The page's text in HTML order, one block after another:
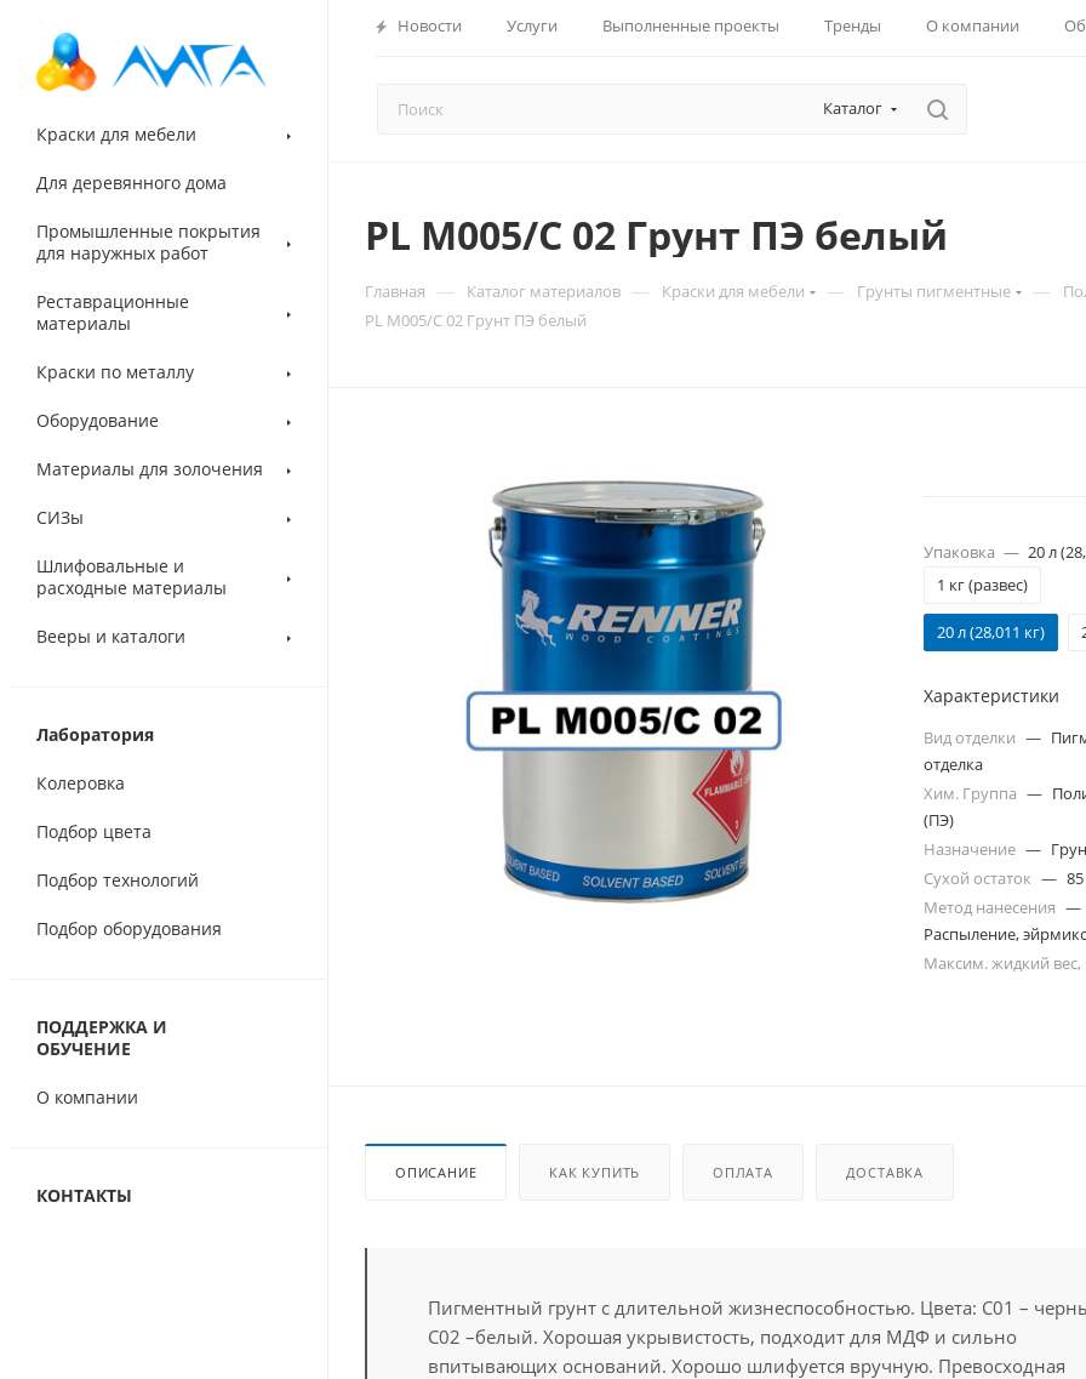
Новости Услуги Выполненные проекты Тренды О компании
Каталог
Краски для мебели
Для деревянного дома
Промышленные покрытия
для наружных работ
Реставрационные
материалы
Краски по металлу
Оборудование
Материалы для золочения
СИЗы
Шлифовальные и
расходные материалы
Вееры и каталоги
Лаборатория
Колеровка
Подбор цвета
Подбор технологий
Подбор оборудования
ПОДДЕРЖКА И
ОБУЧЕНИЕ
О компании
КОНТАКТЫ
PL M005/C 02 Грунт ПЭ белый
Главная — Каталог материалов — Краски для мебели — Грунты пигментные —
PL M005/C 02 Грунт ПЭ белый
Упаковка — 20 л
1 кг (развес)
20 л (28,011 кг)
Характеристики
Вид отделки —
отделка
Хим. Группа —
(ПЭ)
Назначение —
Сухой остаток — 85
Метод нанесения —
Распыление,
Максим. жидкий
ОПИСАНИЕ КАК КУПИТЬ ОПЛАТА ДОСТАВКА
Пигментный грунт с длительной жизнеспособностью. Цвета: С01 –
C02 –белый. Хорошая укрывистость, подходит для МДФ и сильно
впитывающих оснований. Хорошо шлифуется вручную. Превосходная